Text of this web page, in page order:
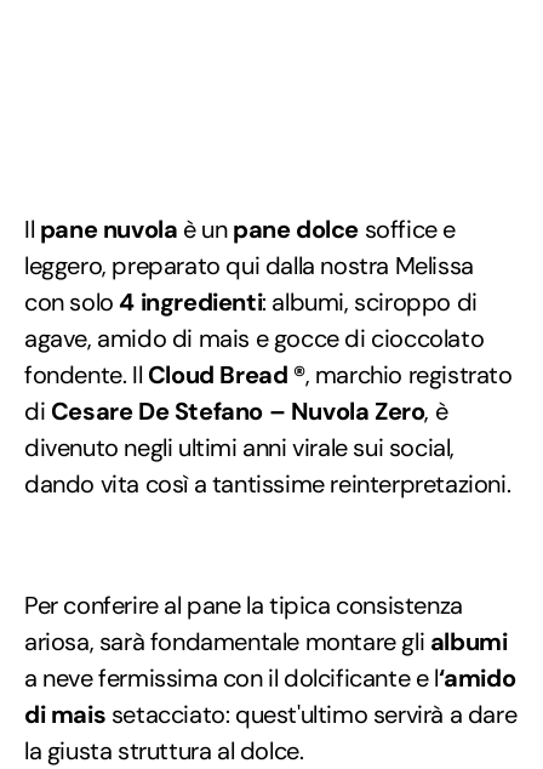
Il pane nuvola è unpane dolce soffice e
leggero, preparato qui dalla nostra Melissa
con solo4 ingredienti: albumi, sciroppo di
agave, amido di mais e gocce di cioccolato
fondente. Il Cloud Bread ®, marchio registrato
di Cesare De Stefano – Nuvola Zero, è
divenuto negli ultimi anni virale sui social,
dando vita così a tantissime reinterpretazioni.
Per conferire al pane la tipica consistenza
ariosa, sarà fondamentale montare gli albumi
a neve fermissima con il dolcificante e l‘amido
di mais setacciato: quest'ultimo servirà a dare
la giusta struttura al dolce.